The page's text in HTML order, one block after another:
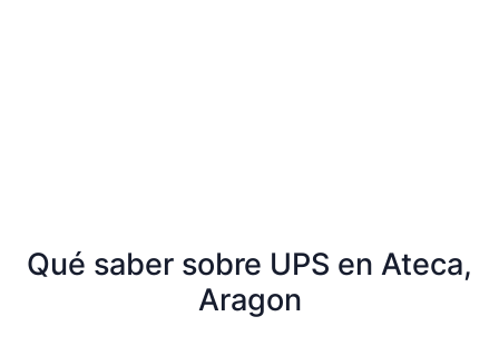
Qué saber sobre UPS en Ateca,
Aragon